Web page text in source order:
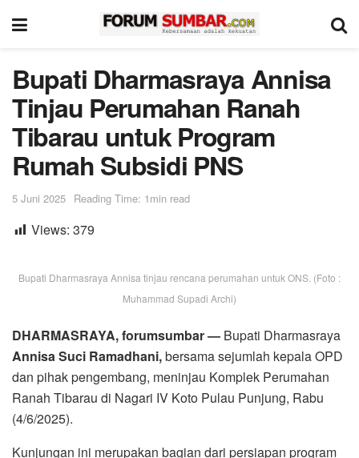
Bupati Dharmasraya Annisa
Tinjau Perumahan Ranah
Tibarau untuk Program
Rumah Subsidi PNS
5 Juni 2025 Reading Time: 1min read
Views: 379
Bupati Dharmasraya Annisa tinjau rencana perumahan untuk ONS. (Foto :
Muhammad Supadi Archi)
DHARMASRAYA, forumsumbar — Bupati Dharmasraya
Annisa Suci Ramadhani,bersama sejumlah kepala OPD
dan pihak pengembang, meninjau Komplek Perumahan
Ranah Tibarau di Nagari IV Koto Pulau Punjung, Rabu
(4/6/2025).
Kunjungan ini merupakan bagian dari persiapan program